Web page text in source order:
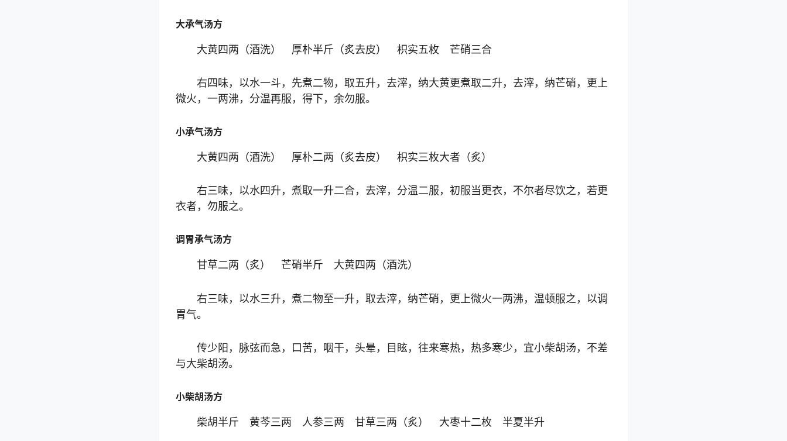
大承气汤方
大黄四两（酒洗） 厚朴半斤（炙去皮） 枳实五枚 芒硝三合
右四味，以水一斗，先煮二物，取五升，去滓，纳大黄更煮取二升，去滓，纳芒硝，更上
微火，一两沸，分温再服，得下，余勿服。
小承气汤方
大黄四两（酒洗） 厚朴二两（炙去皮） 枳实三枚大者（炙）
右三味，以水四升，煮取一升二合，去滓，分温二服，初服当更衣，不尔者尽饮之，若更
衣者，勿服之。
调胃承气汤方
甘草二两（炙） 芒硝半斤 大黄四两（酒洗）
右三味，以水三升，煮二物至一升，取去滓，纳芒硝，更上微火一两沸，温顿服之，以调
胃气。
传少阳，脉弦而急，口苦，咽干，头晕，目眩，往来寒热，热多寒少，宜小柴胡汤，不差
与大柴胡汤。
小柴胡汤方
柴胡半斤 黄芩三两 人参三两 甘草三两（炙） 大枣十二枚 半夏半升